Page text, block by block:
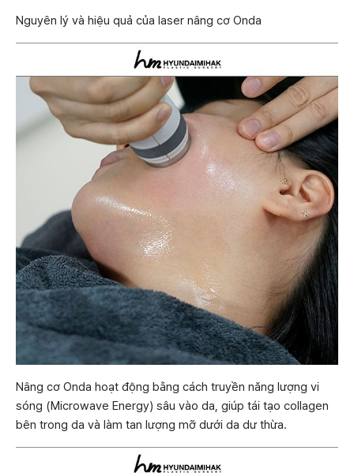
Nguyên lý và hiệu quả của laser nâng cơ Onda
Nâng cơ Onda hoạt động bằng cách truyền năng lượng vi
sóng (Microwave Energy) sâu vào da, giúp tái tạo collagen
bên trong da và làm tan lượng mỡ dưới da dư thừa.